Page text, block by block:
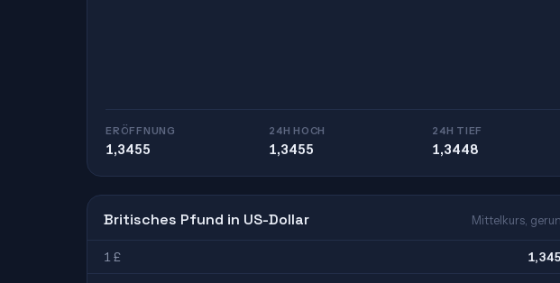
ERÖFFNUNG
1,3455
24H HOCH
1,3455
24H TIEF
1,3448
Britisches Pfund in US-Dollar Mittelkurs,
1 £